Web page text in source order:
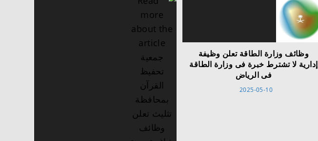
وظائف وزارة الطاقة تعلن وظيفة
إدارية لا تشترط خبرة فى وزارة الطاقة
فى الرياض
2025-05-10